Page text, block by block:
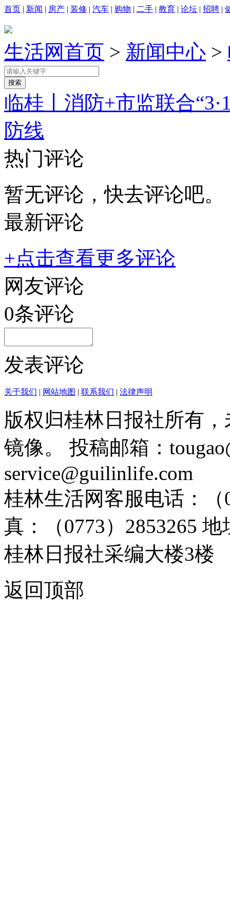
首页 | 新闻 | 房产 | 装修 | 汽车 | 购物 | 二手 | 教育 | 论坛 | 招聘 |
生活网首页 > 新闻中心 >
临桂丨消防+市监联合
防线
热门评论
暂无评论，快去评论吧。
最新评论
+点击查看更多评论
网友评论
0条评论
发表评论
关于我们 | 网站地图 | 联系我们 | 法律声明
版权归桂林日报社所有
镜像。 投稿邮箱：
service@guilinlife.com
桂林生活网客服电话：（
真：（0773）2853265
桂林日报社采编大楼3楼
返回顶部